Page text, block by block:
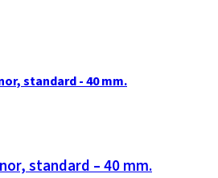
standard – 40 mm.